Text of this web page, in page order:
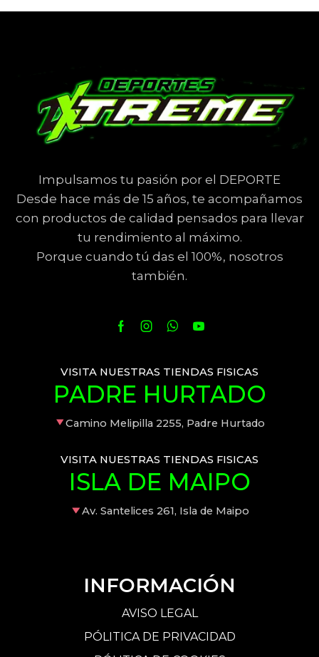
Impulsamos tu pasión por el DEPORTE
Desde hace más de 15 años, te acompañamos
con productos de calidad pensados para llevar
tu rendimiento al máximo.
Porque cuando tú das el 100%, nosotros
también.
VISITA NUESTRAS TIENDAS FISICAS
PADRE HURTADO
Camino Melipilla 2255, Padre Hurtado
VISITA NUESTRAS TIENDAS FISICAS
ISLA DE MAIPO
Av. Santelices 261, Isla de Maipo
INFORMACIÓN
AVISO LEGAL
PÓLITICA DE PRIVACIDAD